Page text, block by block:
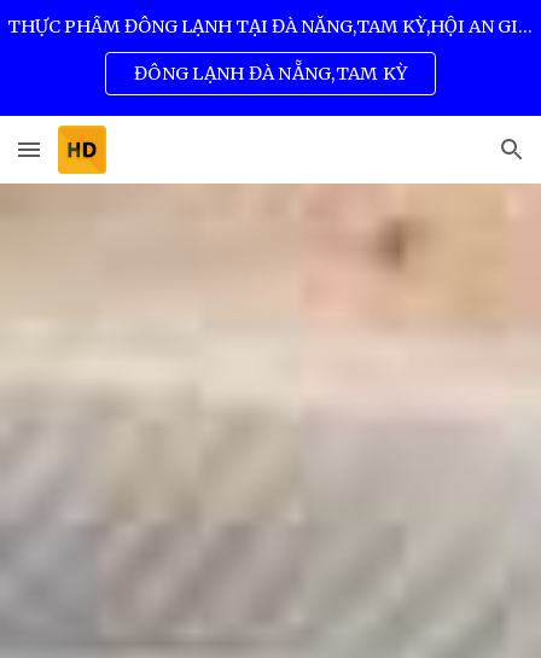
THỰC PHẨM ĐÔNG LẠNH TẠI ĐÀ NẴNG,TAM KỲ,HỘI AN GIÁ SỈ TỐT NHẤT 0932 557 973
ĐÔNG LẠNH ĐÀ NẴNG,TAM KỲ